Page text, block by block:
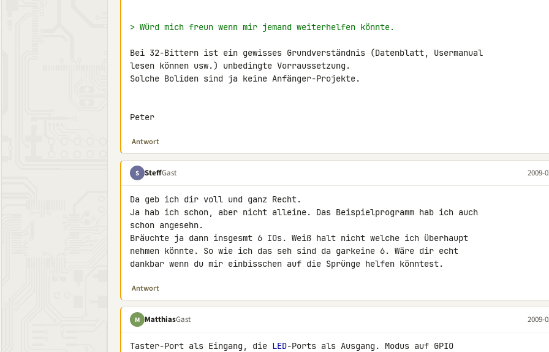
> Würd mich freun wenn mir jemand weiterhelfen könnte.
Bei 32-Bittern ist ein gewisses Grundverständnis (Datenblatt, Usermanual
lesen können usw.) unbedingte Vorraussetzung.
Solche Boliden sind ja keine Anfänger-Projekte.
Peter
Antwort
S SteffGast 2009-
Da geb ich dir voll und ganz Recht.
Ja hab ich schon, aber nicht alleine. Das Beispielprogramm hab ich auch
schon angesehn.
Bräuchte ja dann insgesmt 6 IOs. Weiß halt nicht welche ich überhaupt
nehmen könnte. So wie ich das seh sind da garkeine 6. Wäre dir echt
dankbar wenn du mir einbisschen auf die Sprünge helfen könntest.
Antwort
M MatthiasGast 2009-
Taster-Port als Eingang, die LED-Ports als Ausgang. Modus auf GPIO